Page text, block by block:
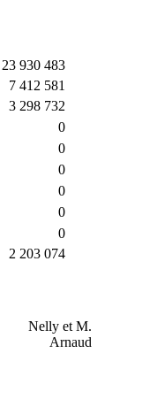
23 930 483
7 412 581
3 298 732
0
0
0
0
0
0
2 203 074